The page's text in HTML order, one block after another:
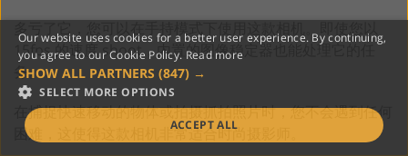
多亏了它，您可以在手持模式下使用这款相机。即使您以
15fps 的速度 shoot，内置的图像稳定器也能处理它的任
务。
在捕捉快速移动的物体或拍摄抓拍照片时，您不会遇到任何
困难，这使得这款相机非常适合时尚摄影师。
Our website uses cookies for a better user experience. By continuing,
you agree to our Cookie Policy. Read more
SHOW ALL PARTNERS (847) →
SELECT MORE OPTIONS
ACCEPT ALL